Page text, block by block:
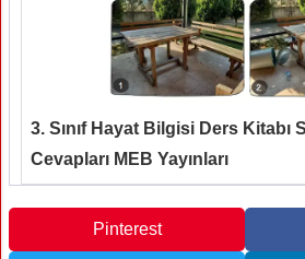
3. Sınıf Hayat Bilgisi Ders Kitabı
Cevapları MEB Yayınları
Pinterest